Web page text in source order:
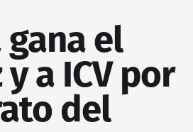
el
a ICV por
del